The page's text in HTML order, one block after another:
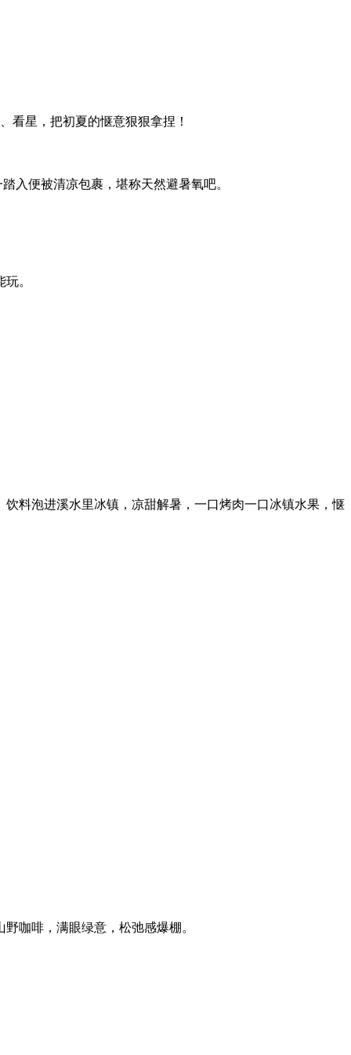
看星，把初夏的惬意狠狠拿捏！
入便被清凉包裹，堪称天然避暑氧吧。
。
料泡进溪水里冰镇，凉甜解暑，一口烤肉一口冰镇水果，惬
咖啡，满眼绿意，松弛感爆棚。